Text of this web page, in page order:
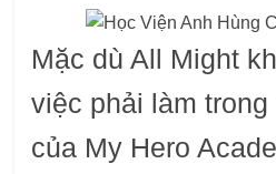
Mặc dù All Might
việc phải làm
của My Hero